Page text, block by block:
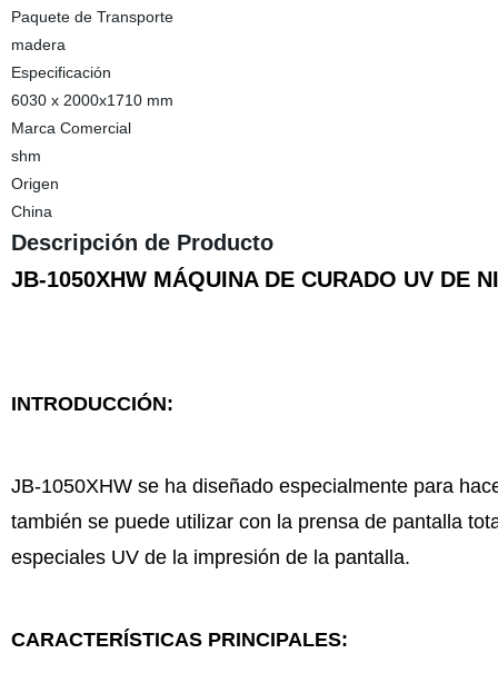
Paquete de Transporte
madera
Especificación
6030 x 2000x1710 mm
Marca Comercial
shm
Origen
China
Descripción de Producto
JB-1050XHW MÁQUINA DE CURADO UV DE
INTRODUCCIÓN:
JB-1050XHW se ha diseñado especialmente para
también se puede utilizar con la prensa de pantalla
especiales UV de la impresión de la pantalla.
CARACTERÍSTICAS PRINCIPALES: